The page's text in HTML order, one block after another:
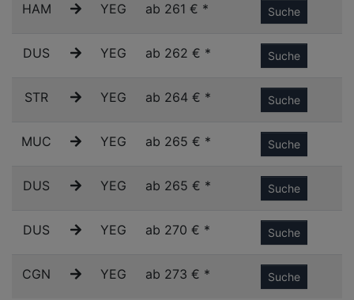
HAM YEG ab 261 € * Suche
DUS YEG ab 262 € * Suche
STR YEG ab 264 € * Suche
MUC YEG ab 265 € * Suche
DUS YEG ab 265 € * Suche
DUS YEG ab 270 € * Suche
CGN YEG ab 273 € * Suche